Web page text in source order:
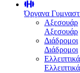
Όργανα
Αξεσουάρ
Αξεσουάρ
Διάδρομοι
Διάδρομοι
Ελλειπτικά
Ελλειπτικά